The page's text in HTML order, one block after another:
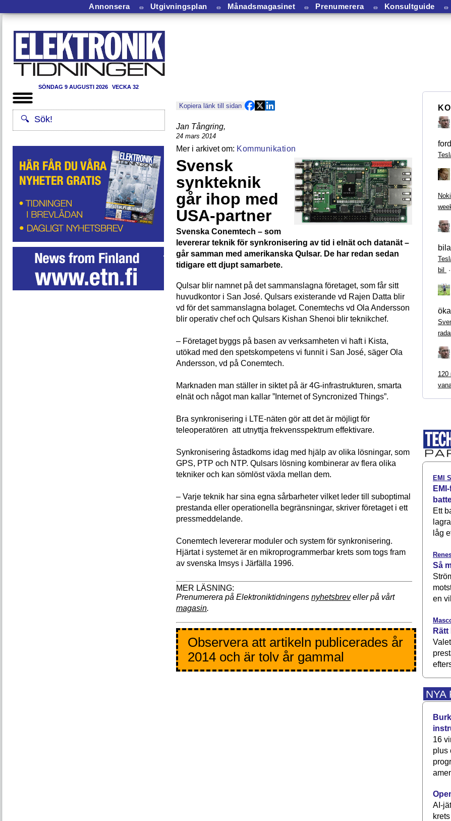
Annonsera ⏛ Utgivningsplan ⏛ Månadsmagasinet ⏛ Prenumerera ⏛ Konsultguide ⏛
SÖNDAG 9 AUGUSTI 2026 VECKA 32
Kopiera länk till sidan
Jan Tångring,
24 mars 2014
Kommunikation
Svensk
synkteknik
går ihop med
USA-partner
Svenska Conemtech – som
levererar teknik för synkronisering av tid i elnät och datanät –
går samman med amerikanska Qulsar. De har redan sedan
tidigare ett djupt samarbete.
Qulsar blir namnet på det sammanslagna företaget, som får sitt
huvudkontor i San José. Qulsars existerande vd Rajen Datta blir
vd för det sammanslagna bolaget. Conemtechs vd Ola Andersson
blir operativ chef och Qulsars Kishan Shenoi blir teknikchef.
– Företaget byggs på basen av verksamheten vi haft i Kista,
utökad med den spetskompetens vi funnit i San José, säger Ola
Andersson, vd på Conemtech.
Marknaden man ställer in siktet på är 4G-infrastrukturen, smarta
elnät och något man kallar ”Internet of Syncronized Things”.
Bra synkronisering i LTE-näten gör att det är möjligt för
teleoperatören att utnyttja frekvensspektrum effektivare.
Synkronisering åstadkoms idag med hjälp av olika lösningar, som
GPS, PTP och NTP. Qulsars lösning kombinerar av flera olika
tekniker och kan sömlöst växla mellan dem.
– Varje teknik har sina egna sårbarheter vilket leder till suboptimal
prestanda eller operationella begränsningar, skriver företaget i ett
pressmeddelande.
Conemtech levererar moduler och system för synkronisering.
Hjärtat i systemet är en mikroprogrammerbar krets som togs fram
av svenska Imsys i Järfälla 1996.
Prenumerera på Elektroniktidningens nyhetsbreveller på vårt
magasin.
Observera att artikeln publicerades år
2014 och är tolv år gammal
bil
·
120
EMI
Ett
låg
Så
en
NYA
16
plus
AI-